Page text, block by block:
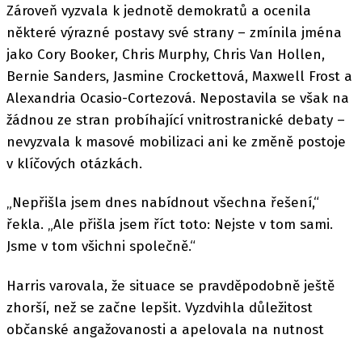
Zároveň vyzvala k jednotě demokratů a ocenila
některé výrazné postavy své strany – zmínila jména
jako Cory Booker, Chris Murphy, Chris Van Hollen,
Bernie Sanders, Jasmine Crockettová, Maxwell Frost a
Alexandria Ocasio-Cortezová. Nepostavila se však na
žádnou ze stran probíhající vnitrostranické debaty –
nevyzvala k masové mobilizaci ani ke změně postoje
v klíčových otázkách.
„Nepřišla jsem dnes nabídnout všechna řešení,“
řekla. „Ale přišla jsem říct toto: Nejste v tom sami.
Jsme v tom všichni společně.“
Harris varovala, že situace se pravděpodobně ještě
zhorší, než se začne lepšit. Vyzdvihla důležitost
občanské angažovanosti a apelovala na nutnost